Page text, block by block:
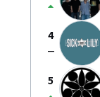
arrow_drop_up
4
check_indeterminate_small
5